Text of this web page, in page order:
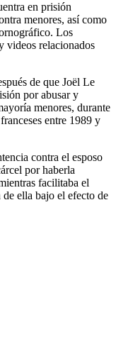
en prisión
menores, así como
Los
videos relacionados
de que Joël Le
por abusar y
menores, durante
entre 1989 y
contra el esposo
por haberla
facilitaba el
de ella bajo el efecto de